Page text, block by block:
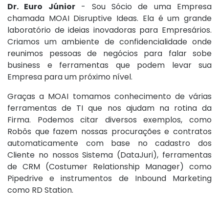
Dr. Euro Júnior- Sou Sócio de uma Empresa
chamada MOAI Disruptive Ideas. Ela é um grande
laboratório de ideias inovadoras para Empresários.
Criamos um ambiente de confidencialidade onde
reunimos pessoas de negócios para falar sobe
business e ferramentas que podem levar sua
Empresa para um próximo nível.
Graças a MOAI tomamos conhecimento de várias
ferramentas de TI que nos ajudam na rotina da
Firma. Podemos citar diversos exemplos, como
Robôs que fazem nossas procurações e contratos
automaticamente com base no cadastro dos
Cliente no nossos Sistema (DataJuri), ferramentas
de CRM (Costumer Relationship Manager) como
Pipedrive e instrumentos de Inbound Marketing
como RD Station.